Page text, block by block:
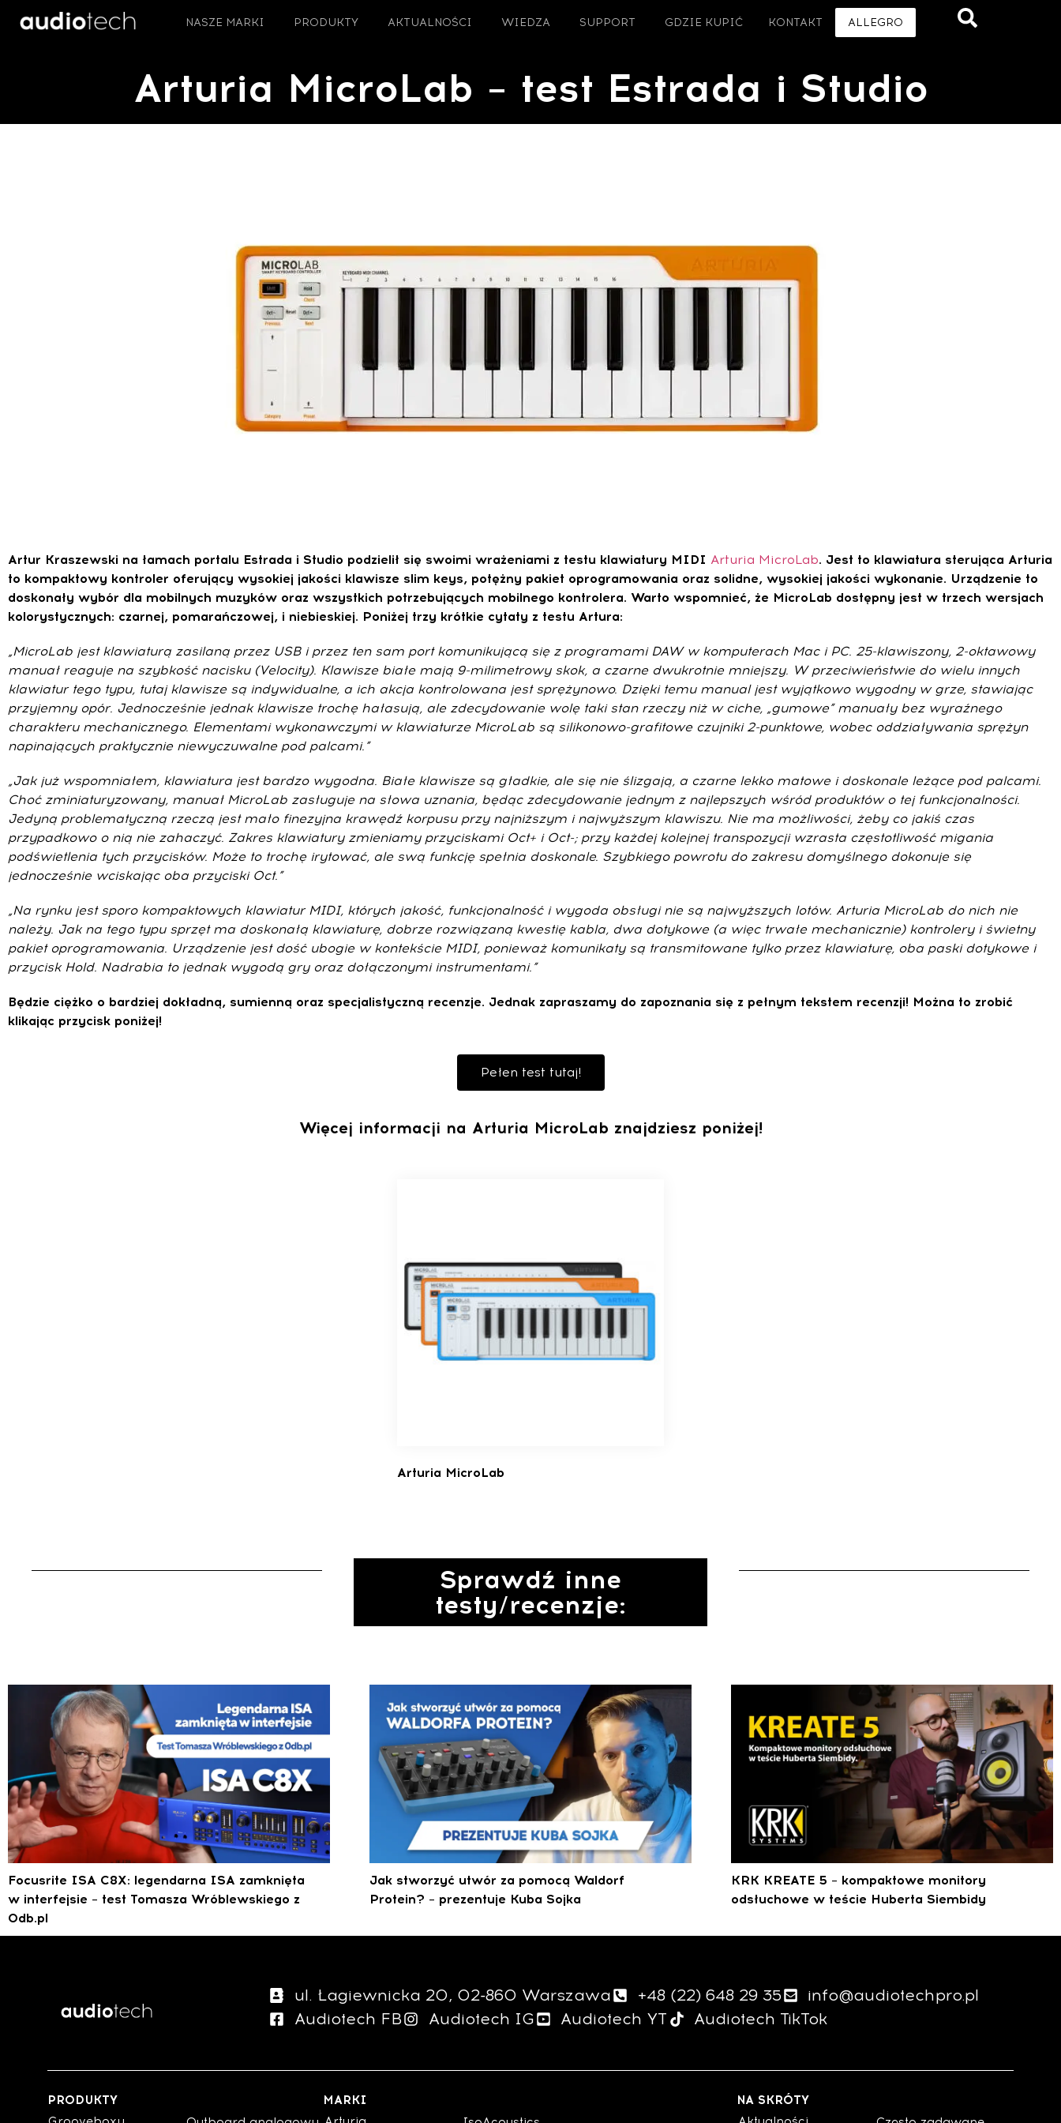
NASZE MARKI PRODUKTY AKTUALNOŚCI WIEDZA SUPPORT GDZIE KUPIĆ KONTAKT ALLEGRO
Arturia MicroLab – test Estrada i Studio
Artur Kraszewski na łamach portalu Estrada i Studio podzielił się swoimi wrażeniami z testu klawiatury MIDI Arturia MicroLab. Jest to klawiatura sterująca Arturia
to kompaktowy kontroler oferujący wysokiej jakości klawisze slim keys, potężny pakiet oprogramowania oraz solidne, wysokiej jakości wykonanie. Urządzenie to
doskonały wybór dla mobilnych muzyków oraz wszystkich potrzebujących mobilnego kontrolera. Warto wspomnieć, że MicroLab dostępny jest w trzech wersjach
kolorystycznych: czarnej, pomarańczowej, i niebieskiej. Poniżej trzy krótkie cytaty z testu Artura:
„MicroLab jest klawiaturą zasilaną przez USB i przez ten sam port komunikującą się z programami DAW w komputerach Mac i PC. 25-klawiszony, 2-oktawowy
manuał reaguje na szybkość nacisku (Velocity). Klawisze białe mają 9-milimetrowy skok, a czarne dwukrotnie mniejszy. W przeciwieństwie do wielu innych
klawiatur tego typu, tutaj klawisze są indywidualne, a ich akcja kontrolowana jest sprężynowo. Dzięki temu manual jest wyjątkowo wygodny w grze, stawiając
przyjemny opór. Jednocześnie jednak klawisze trochę hałasują, ale zdecydowanie wolę taki stan rzeczy niż w ciche, „gumowe” manuały bez wyraźnego
charakteru mechanicznego. Elementami wykonawczymi w klawiaturze MicroLab są silikonowo-grafitowe czujniki 2-punktowe, wobec oddziaływania sprężyn
napinających praktycznie niewyczuwalne pod palcami.”
„Jak już wspomniałem, klawiatura jest bardzo wygodna. Białe klawisze są gładkie, ale się nie ślizgają, a czarne lekko matowe i doskonale leżące pod palcami.
Choć zminiaturyzowany, manuał MicroLab zasługuje na słowa uznania, będąc zdecydowanie jednym z najlepszych wśród produktów o tej funkcjonalności.
Jedyną problematyczną rzeczą jest mało finezyjna krawędź korpusu przy najniższym i najwyższym klawiszu. Nie ma możliwości, żeby co jakiś czas
przypadkowo o nią nie zahaczyć. Zakres klawiatury zmieniamy przyciskami Oct+ i Oct-; przy każdej kolejnej transpozycji wzrasta częstotliwość migania
podświetlenia tych przycisków. Może to trochę irytować, ale swą funkcję spełnia doskonale. Szybkiego powrotu do zakresu domyślnego dokonuje się
jednocześnie wciskając oba przyciski Oct.”
„Na rynku jest sporo kompaktowych klawiatur MIDI, których jakość, funkcjonalność i wygoda obsługi nie są najwyższych lotów. Arturia MicroLab do nich nie
należy. Jak na tego typu sprzęt ma doskonałą klawiaturę, dobrze rozwiązaną kwestię kabla, dwa dotykowe (a więc trwałe mechanicznie) kontrolery i świetny
pakiet oprogramowania. Urządzenie jest dość ubogie w kontekście MIDI, ponieważ komunikaty są transmitowane tylko przez klawiaturę, oba paski dotykowe i
przycisk Hold. Nadrabia to jednak wygodą gry oraz dołączonymi instrumentami.”
Będzie ciężko o bardziej dokładną, sumienną oraz specjalistyczną recenzje. Jednak zapraszamy do zapoznania się z pełnym tekstem recenzji! Można to zrobić
klikając przycisk poniżej!
Pełen test tutaj!
Więcej informacji na Arturia MicroLab znajdziesz poniżej!
Arturia MicroLab
Sprawdź inne
testy/recenzje:
Focusrite ISA C8X: legendarna ISA zamknięta
w interfejsie – test Tomasza Wróblewskiego z
0db.pl
Jak stworzyć utwór za pomocą Waldorf
Protein? – prezentuje Kuba Sojka
KRK KREATE 5 – kompaktowe monitory
odsłuchowe w teście Huberta Siembidy
ul. Łagiewnicka 20, 02-860 Warszawa +48 (22) 648 29 35
info@audiotechpro.pl
Audiotech FB
Audiotech IG Audiotech YT Audiotech TikTok
PRODUKTY
MARKI
NA SKRÓTY